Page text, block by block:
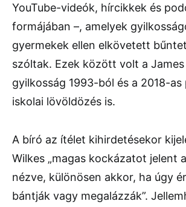
YouTube-videók, hírcikkek és
formájában –, amelyek
gyermekek ellen elkövetett
szóltak. Ezek között volt a James
gyilkosság 1993-ból és a 2018-as
iskolai lövöldözés is.
A bíró az ítélet kihirdetésekor
Wilkes „magas kockázatot jelent
nézve, különösen akkor, ha úgy
bántják vagy megalázzák”.